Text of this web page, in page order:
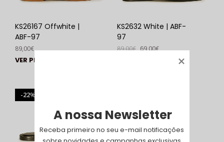
KS26167 Offwhite |
ABF-97
89,00€
VER PRODUTO
KS2632 White | ABF-
97
89,00€ 69,00€
%
22
A nossa Newsletter
Receba primeiro no seu e-mail notificações